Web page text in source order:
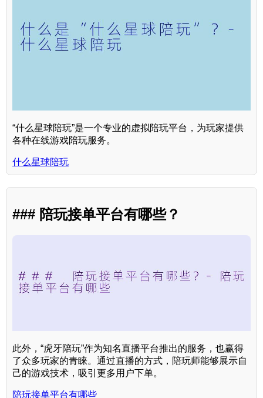
“什么星球陪玩”是一个专业的虚拟陪玩平台，为玩家提供
各种在线游戏陪玩服务。
什么星球陪玩
### 陪玩接单平台有哪些？
此外，“虎牙陪玩”作为知名直播平台推出的服务，也赢得
了众多玩家的青睐。通过直播的方式，陪玩师能够展示自
己的游戏技术，吸引更多用户下单。
陪玩接单平台有哪些